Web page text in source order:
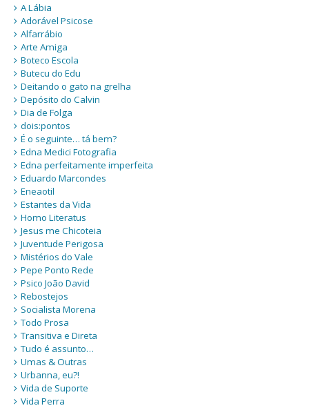
A Lábia
Adorável Psicose
Alfarrábio
Arte Amiga
Boteco Escola
Butecu do Edu
Deitando o gato na grelha
Depósito do Calvin
Dia de Folga
dois:pontos
É o seguinte… tá bem?
Edna Medici Fotografia
Edna perfeitamente imperfeita
Eduardo Marcondes
Eneaotil
Estantes da Vida
Homo Literatus
Jesus me Chicoteia
Juventude Perigosa
Mistérios do Vale
Pepe Ponto Rede
Psico João David
Rebostejos
Socialista Morena
Todo Prosa
Transitiva e Direta
Tudo é assunto…
Umas & Outras
Urbanna, eu?!
Vida de Suporte
Vida Perra